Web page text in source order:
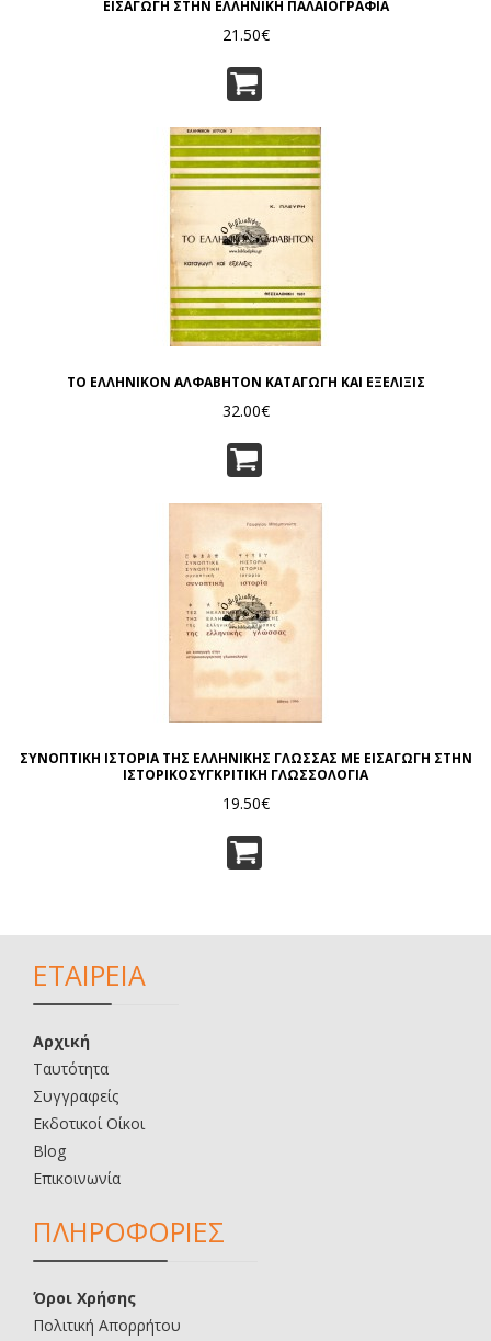
ΕΙΣΑΓΩΓΗ ΣΤΗΝ ΕΛΛΗΝΙΚΗ ΠΑΛΑΙΟΓΡΑΦΙΑ
21.50€
ΤΟ ΕΛΛΗΝΙΚΟΝ ΑΛΦΑΒΗΤΟΝ ΚΑΤΑΓΩΓΗ ΚΑΙ ΕΞΕΛΙΞΙΣ
32.00€
ΣΥΝΟΠΤΙΚΗ ΙΣΤΟΡΙΑ ΤΗΣ ΕΛΛΗΝΙΚΗΣ ΓΛΩΣΣΑΣ ΜΕ ΕΙΣΑΓΩΓΗ ΣΤΗΝ
ΙΣΤΟΡΙΚΟΣΥΓΚΡΙΤΙΚΗ ΓΛΩΣΣΟΛΟΓΙΑ
19.50€
ΕΤΑΙΡΕΙΑ
Αρχική
Ταυτότητα
Συγγραφείς
Εκδοτικοί Οίκοι
Blog
Επικοινωνία
ΠΛΗΡΟΦΟΡΙΕΣ
Όροι Χρήσης
Πολιτική Απορρήτου